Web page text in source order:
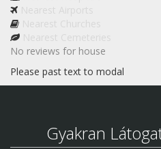
No reviews for house
Please past text to modal
Gyakran